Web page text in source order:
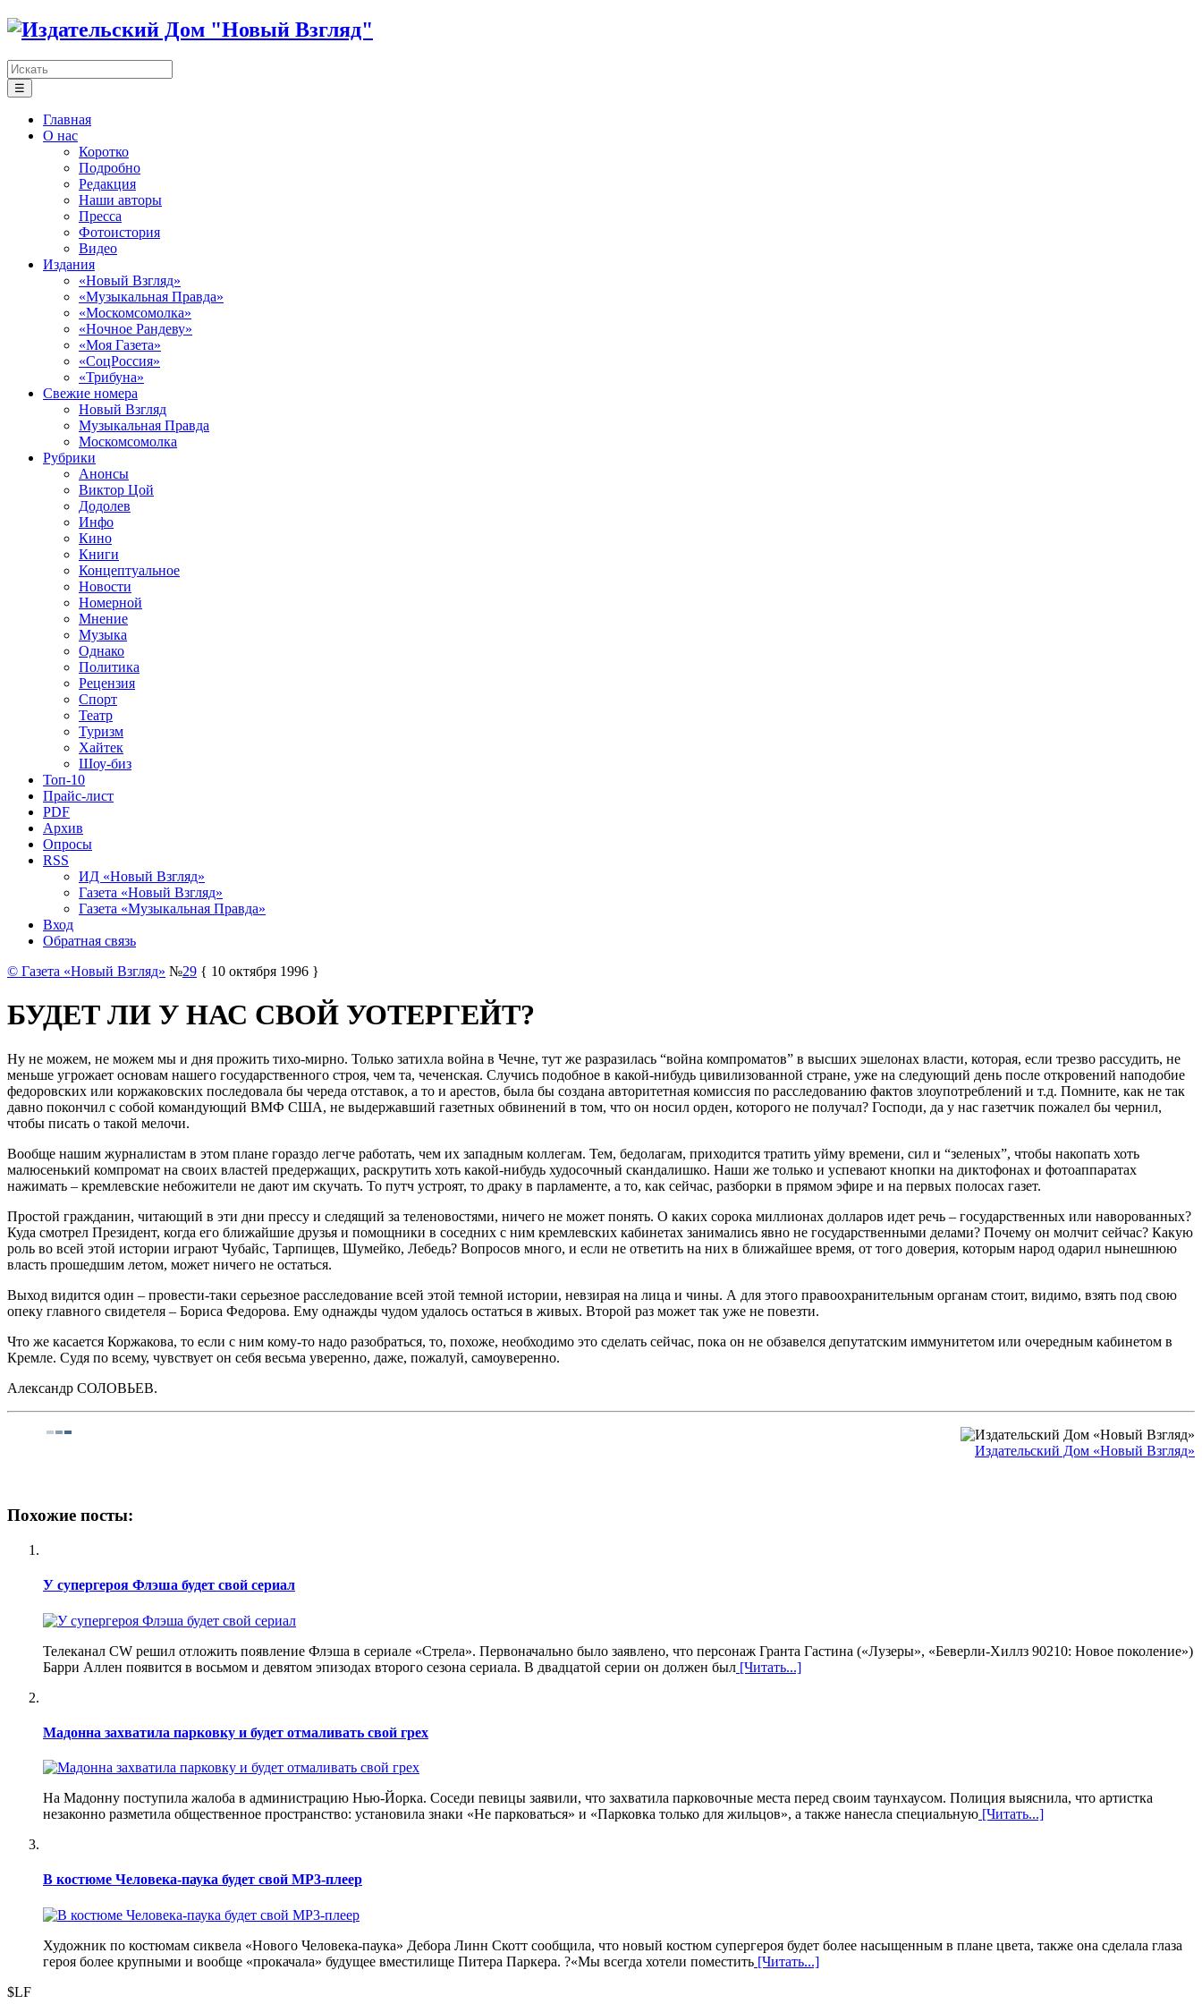
☰
Главная
О нас
Коротко
Подробно
Редакция
Наши авторы
Пресса
Фотоистория
Видео
Издания
«Новый Взгляд»
«Музыкальная Правда»
«Москомсомолка»
«Ночное Рандеву»
«Моя Газета»
«СоцРоссия»
«Трибуна»
Свежие номера
Новый Взгляд
Музыкальная Правда
Москомсомолка
Рубрики
Анонсы
Виктор Цой
Додолев
Инфо
Кино
Книги
Концептуальное
Новости
Номерной
Мнение
Музыка
Однако
Политика
Рецензия
Спорт
Театр
Туризм
Хайтек
Шоу-биз
Топ-10
Прайс-лист
PDF
Архив
Опросы
RSS
ИД «Новый Взгляд»
Газета «Новый Взгляд»
Газета «Музыкальная Правда»
Вход
Обратная связь
© Газета «Новый Взгляд» №29 { 10 октября 1996 }
БУДЕТ ЛИ У НАС СВОЙ УОТЕРГЕЙТ?
Ну не можем, не можем мы и дня прожить тихо-мирно. Только затихла война в Чечне, тут же разразилась “война компроматов” в высших эшелонах власти, которая, если трезво рассудить, не
меньше угрожает основам нашего государственного строя, чем та, чеченская. Случись подобное в какой-нибудь цивилизованной стране, уже на следующий день после откровений наподобие
федоровских или коржаковских последовала бы череда отставок, а то и арестов, была бы создана авторитетная комиссия по расследованию фактов злоупотреблений и т.д. Помните, как не так
давно покончил с собой командующий ВМФ США, не выдержавший газетных обвинений в том, что он носил орден, которого не получал? Господи, да у нас газетчик пожалел бы чернил,
чтобы писать о такой мелочи.
Вообще нашим журналистам в этом плане гораздо легче работать, чем их западным коллегам. Тем, бедолагам, приходится тратить уйму времени, сил и “зеленых”, чтобы накопать хоть
малюсенький компромат на своих властей предержащих, раскрутить хоть какой-нибудь худосочный скандалишко. Наши же только и успевают кнопки на диктофонах и фотоаппаратах
нажимать – кремлевские небожители не дают им скучать. То путч устроят, то драку в парламенте, а то, как сейчас, разборки в прямом эфире и на первых полосах газет.
Простой гражданин, читающий в эти дни прессу и следящий за теленовостями, ничего не может понять. О каких сорока миллионах долларов идет речь – государственных или наворованных?
Куда смотрел Президент, когда его ближайшие друзья и помощники в соседних с ним кремлевских кабинетах занимались явно не государственными делами? Почему он молчит сейчас? Какую
роль во всей этой истории играют Чубайс, Тарпищев, Шумейко, Лебедь? Вопросов много, и если не ответить на них в ближайшее время, от того доверия, которым народ одарил нынешнюю
власть прошедшим летом, может ничего не остаться.
Выход видится один – провести-таки серьезное расследование всей этой темной истории, невзирая на лица и чины. А для этого правоохранительным органам стоит, видимо, взять под свою
опеку главного свидетеля – Бориса Федорова. Ему однажды чудом удалось остаться в живых. Второй раз может так уже не повезти.
Что же касается Коржакова, то если с ним кому-то надо разобраться, то, похоже, необходимо это сделать сейчас, пока он не обзавелся депутатским иммунитетом или очередным кабинетом в
Кремле. Судя по всему, чувствует он себя весьма уверенно, даже, пожалуй, самоуверенно.
Александр СОЛОВЬЕВ.
Издательский Дом «Новый Взгляд»
Похожие посты:
У супергероя Флэша будет свой сериал
Телеканал CW решил отложить появление Флэша в сериале «Стрела». Первоначально было заявлено, что персонаж Гранта Гастина («Лузеры», «Беверли-Хиллз 90210: Новое поколение»)
Барри Аллен появится в восьмом и девятом эпизодах второго сезона сериала. В двадцатой серии он должен был [Читать...]
Мадонна захватила парковку и будет отмаливать свой грех
На Мадонну поступила жалоба в администрацию Нью-Йорка. Соседи певицы заявили, что захватила парковочные места перед своим таунхаусом. Полиция выяснила, что артистка
незаконно разметила общественное пространство: установила знаки «Не парковаться» и «Парковка только для жильцов», а также нанесла специальную [Читать...]
В костюме Человека-паука будет свой MP3-плеер
Художник по костюмам сиквела «Нового Человека-паука» Дебора Линн Скотт сообщила, что новый костюм супергероя будет более насыщенным в плане цвета, также она сделала глаза
героя более крупными и вообще «прокачала» будущее вместилище Питера Паркера. ?«Мы всегда хотели поместить [Читать...]
$LF